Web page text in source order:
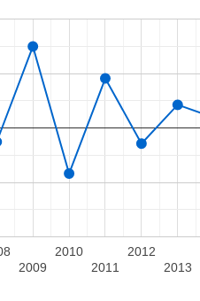
2009
2010
2011
2012
2013